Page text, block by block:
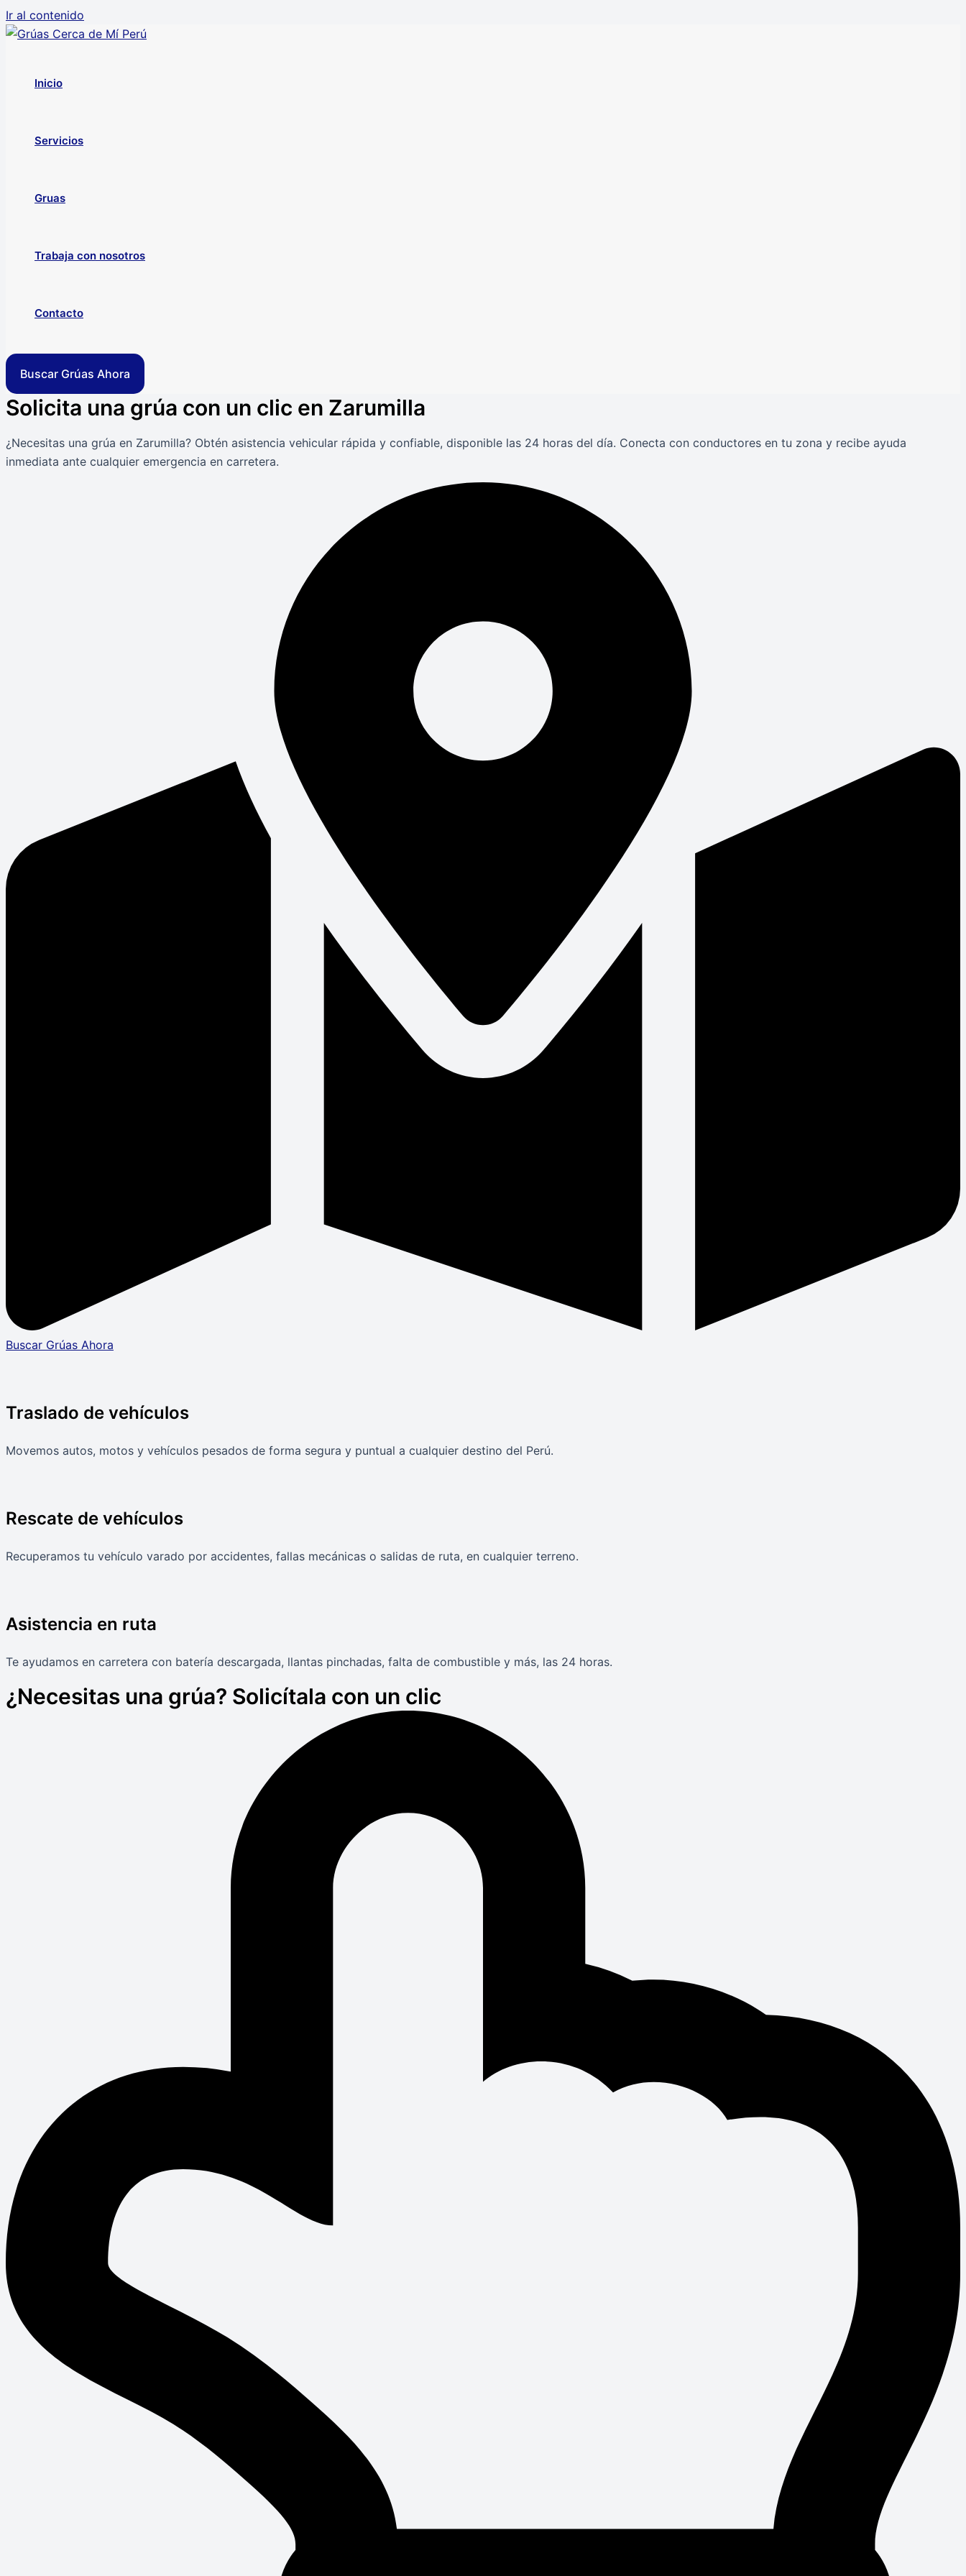
Ir al contenido
Inicio
Servicios
Gruas
Trabaja con nosotros
Contacto
Buscar Grúas Ahora
Solicita una grúa con un clic en Zarumilla
¿Necesitas una grúa en Zarumilla? Obtén asistencia vehicular rápida y confiable, disponible las 24 horas del día. Conecta con conductores en tu zona y recibe ayuda
inmediata ante cualquier emergencia en carretera.
Buscar Grúas Ahora
Traslado de vehículos
Movemos autos, motos y vehículos pesados de forma segura y puntual a cualquier destino del Perú.
Rescate de vehículos
Recuperamos tu vehículo varado por accidentes, fallas mecánicas o salidas de ruta, en cualquier terreno.
Asistencia en ruta
Te ayudamos en carretera con batería descargada, llantas pinchadas, falta de combustible y más, las 24 horas.
¿Necesitas una grúa? Solicítala con un clic